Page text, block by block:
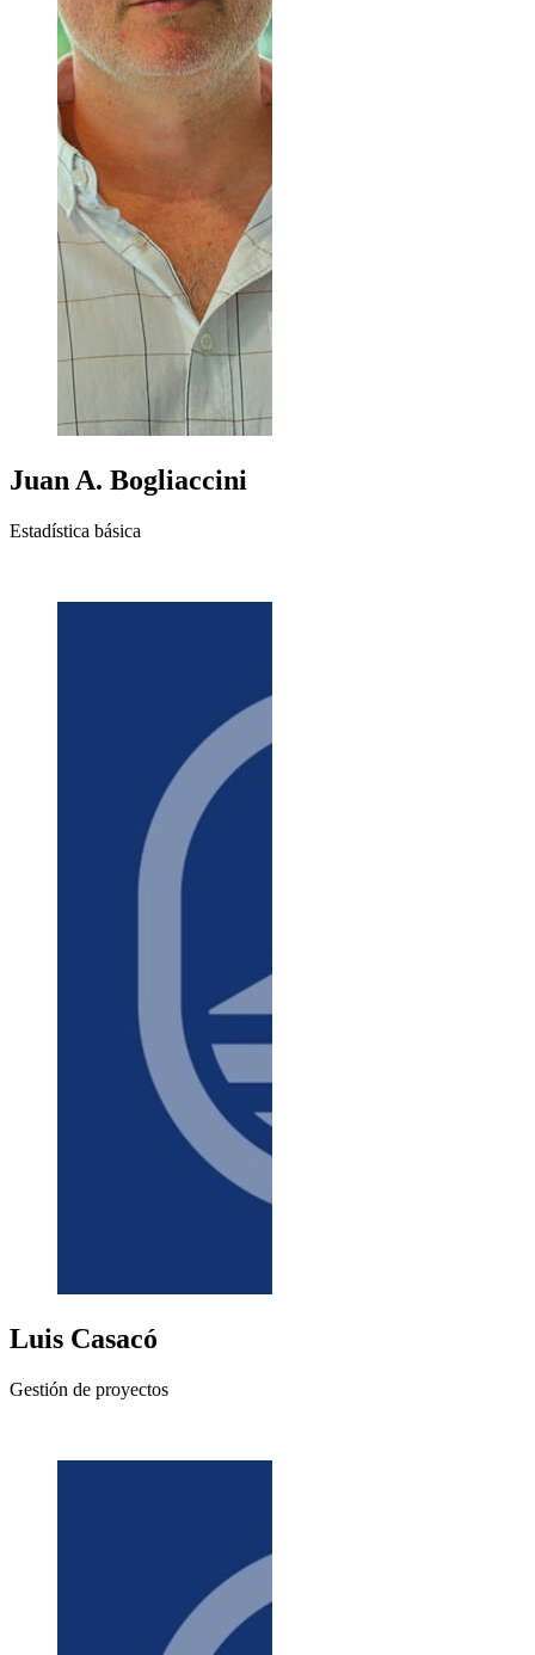
Juan A. Bogliaccini
Estadística básica
Luis Casacó
Gestión de proyectos